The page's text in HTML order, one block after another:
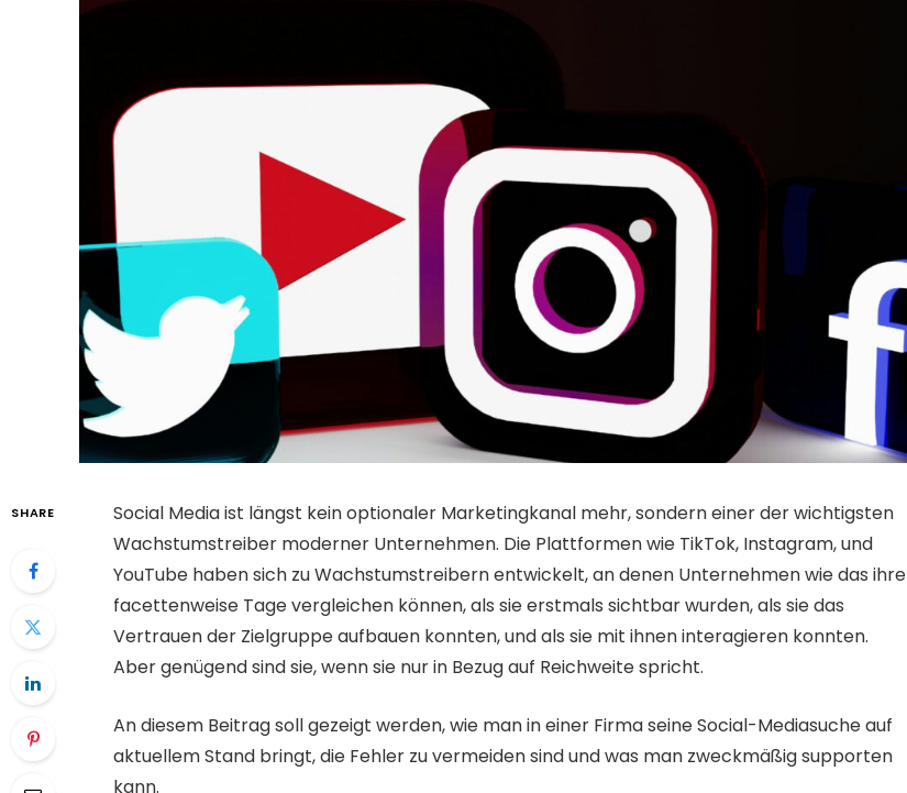
SHARE
Social Media ist längst kein optionaler Marketingkanal mehr, sondern einer der wichtigsten
Wachstumstreiber moderner Unternehmen. Die Plattformen wie TikTok, Instagram, und
YouTube haben sich zu Wachstumstreibern entwickelt, an denen Unternehmen wie das ihre
facettenweise Tage vergleichen können, als sie erstmals sichtbar wurden, als sie das
Vertrauen der Zielgruppe aufbauen konnten, und als sie mit ihnen interagieren konnten.
Aber genügend sind sie, wenn sie nur in Bezug auf Reichweite spricht.
An diesem Beitrag soll gezeigt werden, wie man in einer Firma seine Social-Mediasuche auf
aktuellem Stand bringt, die Fehler zu vermeiden sind und was man zweckmäßig supporten
kann.